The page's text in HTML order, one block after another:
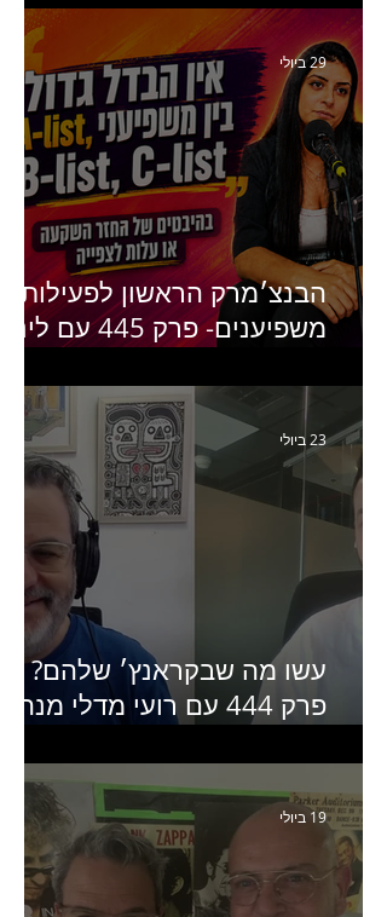
ומנהלת לשעבר של קהילת
היוצרים של טיקטוק
הבנצ׳מרק הראשון לפעילות
משפיענים- פרק 445 עם לינוי
Humanz ישראל
29 ביולי
עשו מה שבקראנץ׳ שלהם?
פרק 444 עם רועי מדלי מנהל
האחרון של קראנץ׳
23 ביולי
19 ביולי